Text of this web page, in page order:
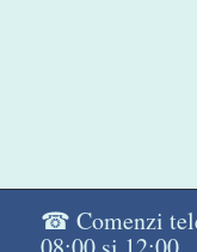
☎ Comenzi